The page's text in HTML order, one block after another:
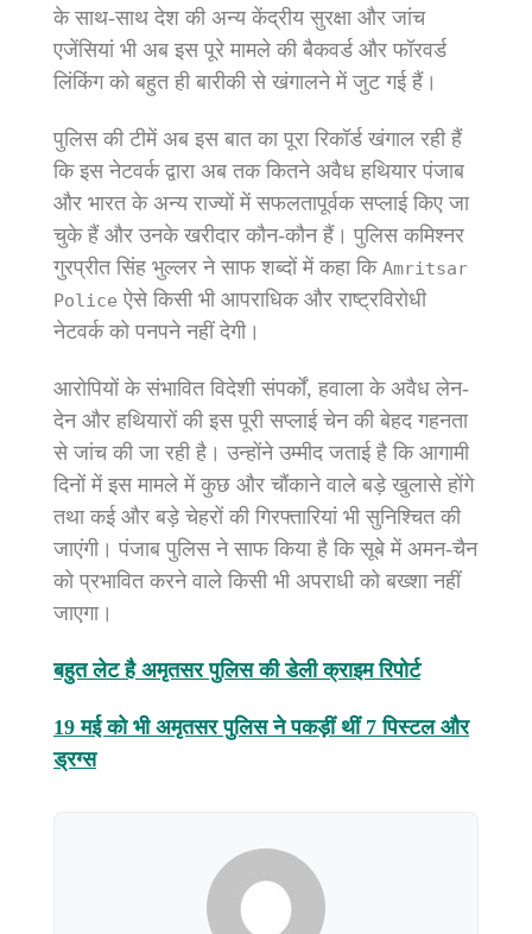
के साथ-साथ देश की अन्य केंद्रीय सुरक्षा और जांच
एजेंसियां भी अब इस पूरे मामले की बैकवर्ड और फॉरवर्ड
लिंकिंग को बहुत ही बारीकी से खंगालने में जुट गई हैं।
पुलिस की टीमें अब इस बात का पूरा रिकॉर्ड खंगाल रही हैं
कि इस नेटवर्क द्वारा अब तक कितने अवैध हथियार पंजाब
और भारत के अन्य राज्यों में सफलतापूर्वक सप्लाई किए जा
चुके हैं और उनके खरीदार कौन-कौन हैं। पुलिस कमिश्नर
गुरप्रीत सिंह भुल्लर ने साफ शब्दों में कहा कि Amritsar
Police ऐसे किसी भी आपराधिक और राष्ट्रविरोधी
नेटवर्क को पनपने नहीं देगी।
आरोपियों के संभावित विदेशी संपर्कों, हवाला के अवैध लेन-
देन और हथियारों की इस पूरी सप्लाई चेन की बेहद गहनता
से जांच की जा रही है। उन्होंने उम्मीद जताई है कि आगामी
दिनों में इस मामले में कुछ और चौंकाने वाले बड़े खुलासे होंगे
तथा कई और बड़े चेहरों की गिरफ्तारियां भी सुनिश्चित की
जाएंगी। पंजाब पुलिस ने साफ किया है कि सूबे में अमन-चैन
को प्रभावित करने वाले किसी भी अपराधी को बख्शा नहीं
जाएगा।
बहुत लेट है अमृतसर पुलिस की डेली क्राइम रिपोर्ट
19 मई को भी अमृतसर पुलिस ने पकड़ीं थीं 7 पिस्टल और
ड्रग्स